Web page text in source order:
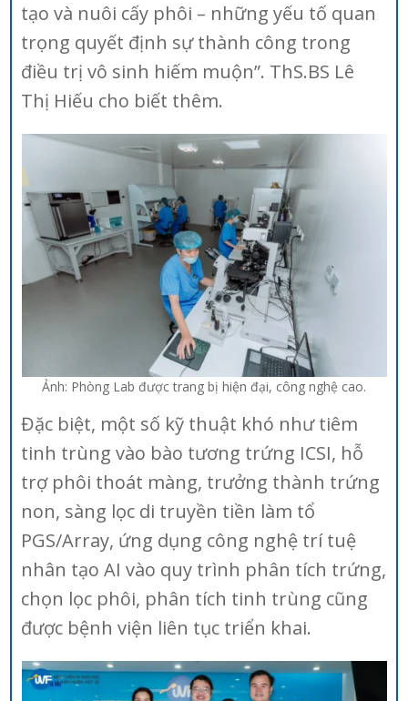
tạo và nuôi cấy phôi – những yếu tố quan
trọng quyết định sự thành công trong
điều trị vô sinh hiếm muộn”. ThS.BS Lê
Thị Hiếu cho biết thêm.
Ảnh: Phòng Lab được trang bị hiện đại, công nghệ cao.
Đặc biệt, một số kỹ thuật khó như tiêm
tinh trùng vào bào tương trứng ICSI, hỗ
trợ phôi thoát màng, trưởng thành trứng
non, sàng lọc di truyền tiền làm tổ
PGS/Array, ứng dụng công nghệ trí tuệ
nhân tạo AI vào quy trình phân tích trứng,
chọn lọc phôi, phân tích tinh trùng cũng
được bệnh viện liên tục triển khai.